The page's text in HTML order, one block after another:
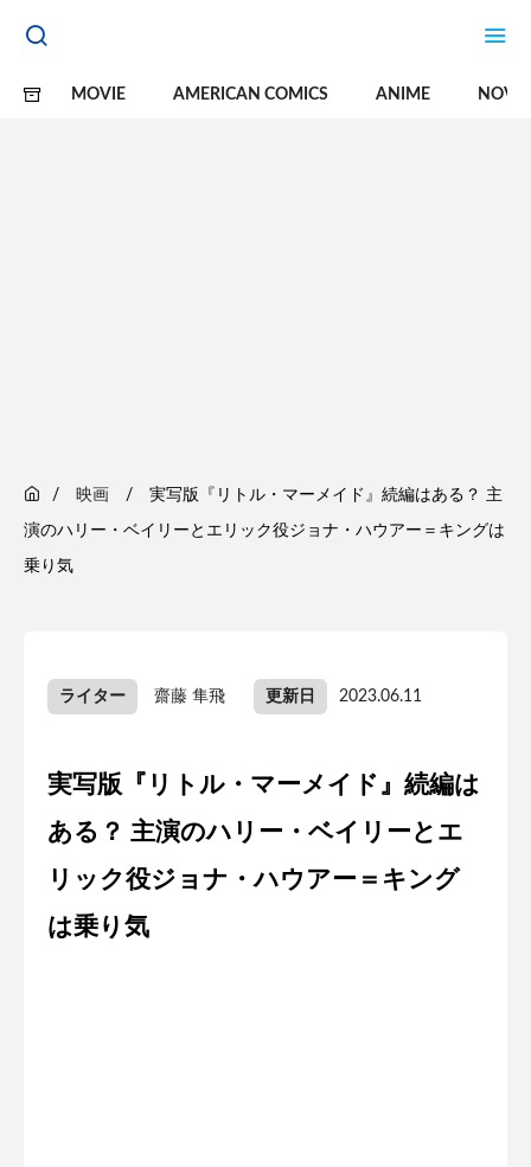
MOVIE AMERICAN COMICS ANIME
映画 実写版『リトル・マーメイド』続編はある？ 主
演のハリー・ベイリーとエリック役ジョナ・ハウアー＝キングは
乗り気
ライター 齋藤 隼飛 更新日 2023.06.11
実写版『リトル・マーメイド』続編は
ある？ 主演のハリー・ベイリーとエ
リック役ジョナ・ハウアー＝キング
は乗り気